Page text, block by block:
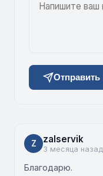
Отправить
Z zalservik
3 месяца назад
Благодарю.